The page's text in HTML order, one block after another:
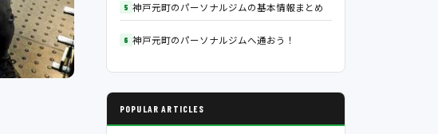
神戸元町のパーソナルジムの基本情報まとめ
神戸元町のパーソナルジムへ通おう！
POPULAR ARTICLES